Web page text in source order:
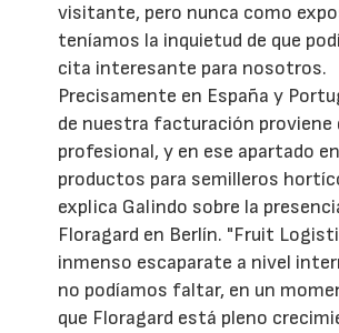
visitante, pero nunca como
teníamos la inquietud de que
cita interesante para nosotros.
Precisamente en España y
de nuestra facturación proviene
profesional, y en ese apartado
productos para semilleros
explica Galindo sobre la
Floragard en Berlín. "Fruit
inmenso escaparate a nivel
no podíamos faltar, en un
que Floragard está pleno